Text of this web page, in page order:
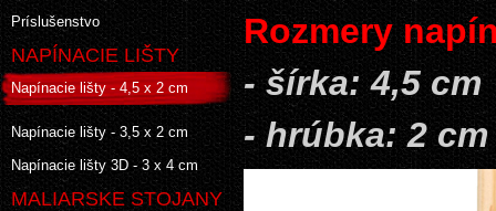
Príslušenstvo
NAPÍNACIE LIŠTY
Napínacie lišty - 4,5 x 2 cm
Napínacie lišty - 3,5 x 2 cm
Napínacie lišty 3D - 3 x 4 cm
MALIARSKE STOJANY
Rozmery
- šírka: 4,5 cm
- hrúbka: 2 cm